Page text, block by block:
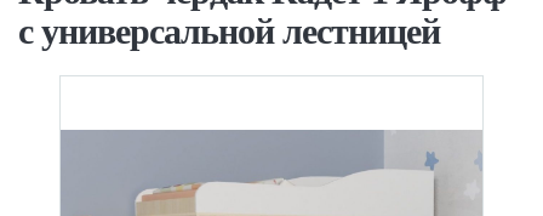
с универсальной лестницей